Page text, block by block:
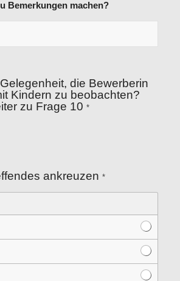
Bemerkungen machen?
die Bewerberin
Kindern zu beobachten?
zu Frage 10 *
ankreuzen *